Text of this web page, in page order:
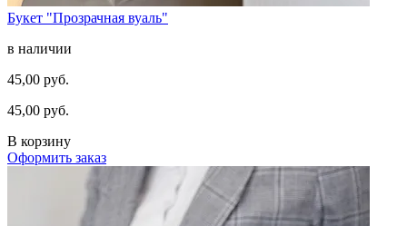
Букет "Прозрачная вуаль"
в наличии
45,00 руб.
45,00 руб.
В корзину
Оформить заказ